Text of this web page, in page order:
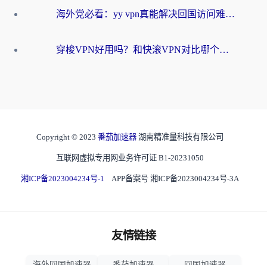
海外党必看：yy vpn真能解决回国访问难题？附云极initap测评+免费方案对比
穿梭VPN好用吗？和快滚VPN对比哪个回国效果更好？海外党选回国加速器必看指南
Copyright © 2023 番茄加速器 湖南精准量科技有限公司
互联网虚拟专用网业务许可证 B1-20231050
湘ICP备2023004234号-1 APP备案号 湘ICP备2023004234号-3A
友情链接